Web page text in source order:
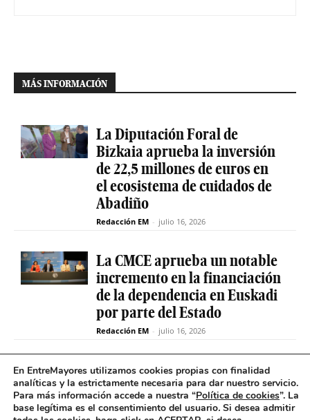
MÁS INFORMACIÓN
La Diputación Foral de
Bizkaia aprueba la inversión
de 22,5 millones de euros en
el ecosistema de cuidados de
Abadiño
Redacción EM - julio 16, 2026
La CMCE aprueba un notable
incremento en la financiación
de la dependencia en Euskadi
por parte del Estado
Redacción EM - julio 16, 2026
El servicio de teleasistencia
betiON prueba un nuevo
sistema de mensajes de voz
En EntreMayores utilizamos cookies propias con finalidad
analíticas y la estrictamente necesaria para dar nuestro servicio.
Para más información accede a nuestra “Política de cookies”. La
base legítima es el consentimiento del usuario. Si desea admitir